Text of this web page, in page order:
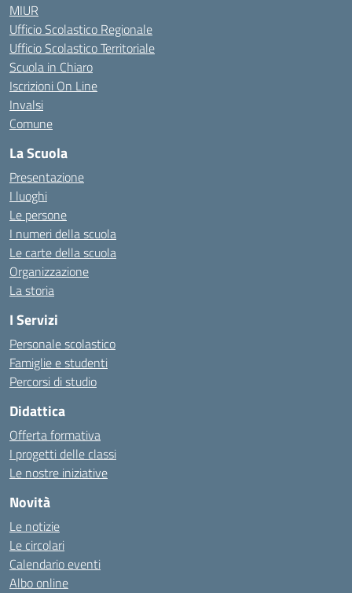
MIUR
Ufficio Scolastico Regionale
Ufficio Scolastico Territoriale
Scuola in Chiaro
Iscrizioni On Line
Invalsi
Comune
La Scuola
Presentazione
I luoghi
Le persone
I numeri della scuola
Le carte della scuola
Organizzazione
La storia
I Servizi
Personale scolastico
Famiglie e studenti
Percorsi di studio
Didattica
Offerta formativa
I progetti delle classi
Le nostre iniziative
Novità
Le notizie
Le circolari
Calendario eventi
Albo online